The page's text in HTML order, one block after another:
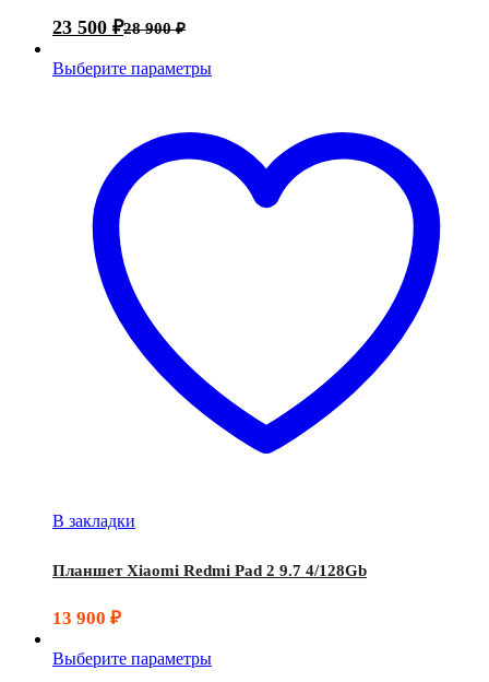
23 500 ₽28 900₽
Выберите параметры
В закладки
Планшет Xiaomi Redmi Pad 2 9.7 4/128Gb
13 900 ₽
Выберите параметры